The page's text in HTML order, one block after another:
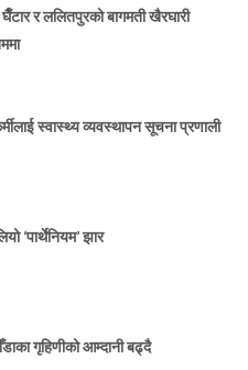
र ललितपुरको बागमती खैरघारी
स्वास्थ्य व्यवस्थापन सूचना प्रणाली
‘पार्थेनियम’ झार
गृहिणीको आम्दानी बढ्दै